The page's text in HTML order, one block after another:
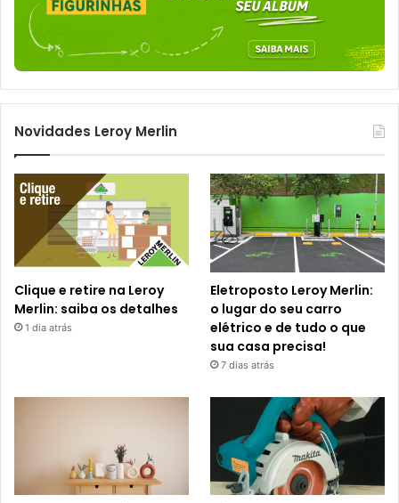
Novidades Leroy Merlin
Clique e retire na Leroy
Merlin: saiba os detalhes
1 dia atrás
Eletroposto Leroy Merlin:
o lugar do seu carro
elétrico e de tudo o que
sua casa precisa!
7 dias atrás